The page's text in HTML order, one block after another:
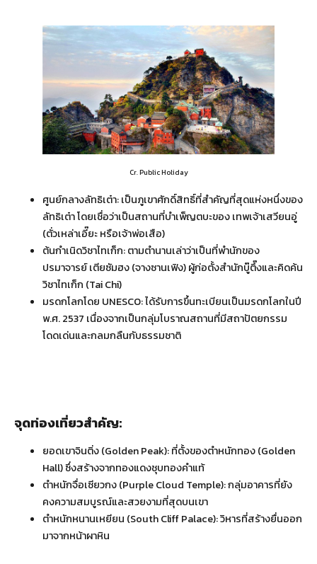
Cr. Public Holiday
ศูนย์กลางลัทธิเต๋า: เป็นภูเขาศักดิ์สิทธิ์ที่สำคัญที่สุดแห่งหนึ่งของ
ลัทธิเต๋า โดยเชื่อว่าเป็นสถานที่บำเพ็ญตบะของ เทพเจ้าเสวียนอู่
(ตั่วเหล่าเอี๊ยะ หรือเจ้าพ่อเสือ)
ต้นกำเนิดวิชาไทเก็ก: ตามตำนานเล่าว่าเป็นที่พำนักของ
ปรมาจารย์ เตียซัมฮง (จางซานเฟิง) ผู้ก่อตั้งสำนักบู๊ตึ๊งและคิดค้น
วิชาไทเก็ก (Tai Chi)
มรดกโลกโดย UNESCO: ได้รับการขึ้นทะเบียนเป็นมรดกโลกในปี
พ.ศ. 2537 เนื่องจากเป็นกลุ่มโบราณสถานที่มีสถาปัตยกรรม
โดดเด่นและกลมกลืนกับธรรมชาติ
จุดท่องเที่ยวสำคัญ:
ยอดเขาจินติ่ง (Golden Peak): ที่ตั้งของตำหนักทอง (Golden
Hall) ซึ่งสร้างจากทองแดงชุบทองคำแท้
ตำหนักจื่อเซียวกง (Purple Cloud Temple): กลุ่มอาคารที่ยัง
คงความสมบูรณ์และสวยงามที่สุดบนเขา
ตำหนักหนานเหยียน (South Cliff Palace): วิหารที่สร้างยื่นออก
มาจากหน้าผาหิน